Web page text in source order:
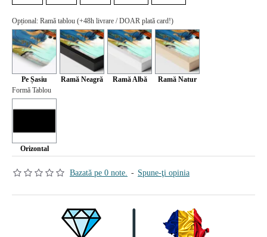
Bazată pe 0 note. - Spune-ţi opinia
Opțional: Ramă tablou (+48h livrare / DOAR plată card!)
Pe Șasiu Ramă Neagră Ramă Albă
Ramă Natur
Formă Tablou
Orizontal